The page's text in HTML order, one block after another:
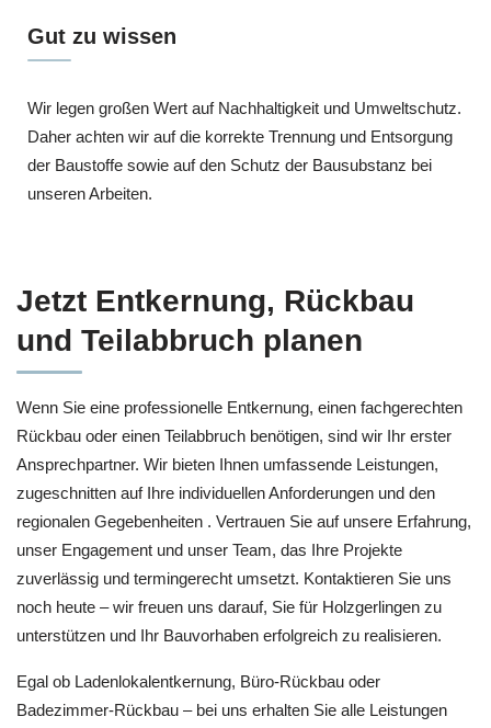
Gut zu wissen
Wir legen großen Wert auf Nachhaltigkeit und Umweltschutz.
Daher achten wir auf die korrekte Trennung und Entsorgung
der Baustoffe sowie auf den Schutz der Bausubstanz bei
unseren Arbeiten.
Jetzt Entkernung, Rückbau
und Teilabbruch planen
Wenn Sie eine professionelle Entkernung, einen fachgerechten
Rückbau oder einen Teilabbruch benötigen, sind wir Ihr erster
Ansprechpartner. Wir bieten Ihnen umfassende Leistungen,
zugeschnitten auf Ihre individuellen Anforderungen und den
regionalen Gegebenheiten . Vertrauen Sie auf unsere Erfahrung,
unser Engagement und unser Team, das Ihre Projekte
zuverlässig und termingerecht umsetzt. Kontaktieren Sie uns
noch heute – wir freuen uns darauf, Sie für Holzgerlingen zu
unterstützen und Ihr Bauvorhaben erfolgreich zu realisieren.
Egal ob Ladenlokalentkernung, Büro-Rückbau oder
Badezimmer-Rückbau – bei uns erhalten Sie alle Leistungen